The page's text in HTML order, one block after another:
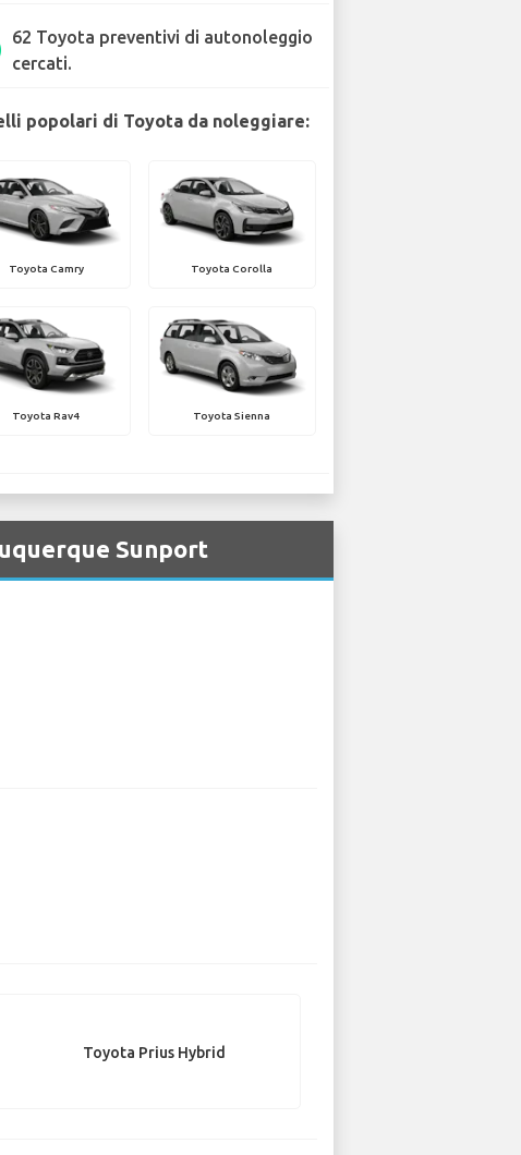
62 Toyota preventivi di autonoleggio
cercati.
popolari di Toyota da noleggiare:
Toyota Camry Toyota Corolla
Toyota Rav4 Toyota Sienna
Sunport
Toyota Prius Hybrid